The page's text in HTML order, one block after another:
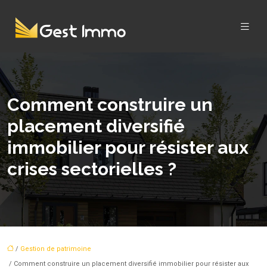
Comment construire un
placement diversifié
immobilier pour résister aux
crises sectorielles ?
/ Gestion de patrimoine
/ Comment construire un placement diversifié immobilier pour résister aux